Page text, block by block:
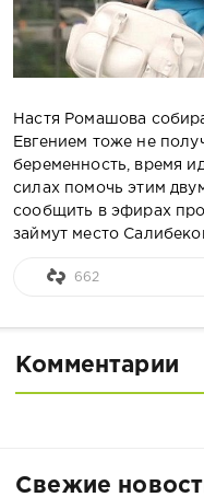
Настя Ромашова
Евгением тоже не
беременность, время
силах помочь этим
сообщить в эфирах
займут место
662
Комментарии
Свежие